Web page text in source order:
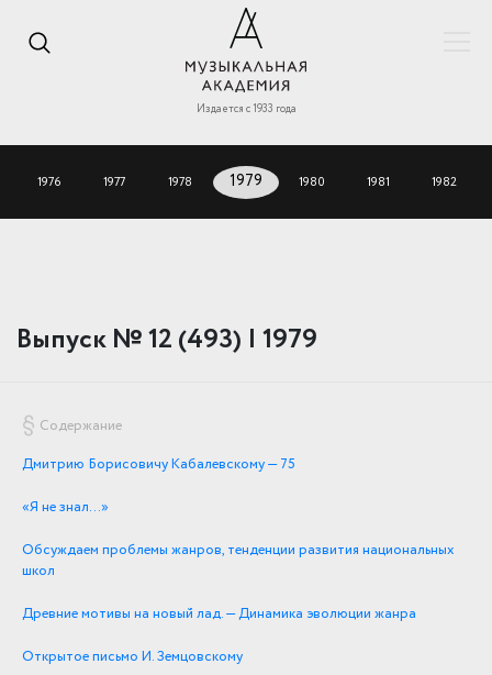
Издается с 1933 года
1976 1977 1978 1979 1980 1981 1982
Выпуск № 12 (493) | 1979
Содержание
Дмитрию Борисовичу Кабалевскому — 75
«Я не знал…»
Обсуждаем проблемы жанров, тенденции развития национальных
школ
Древние мотивы на новый лад. — Динамика эволюции жанра
Открытое письмо И. Земцовскому